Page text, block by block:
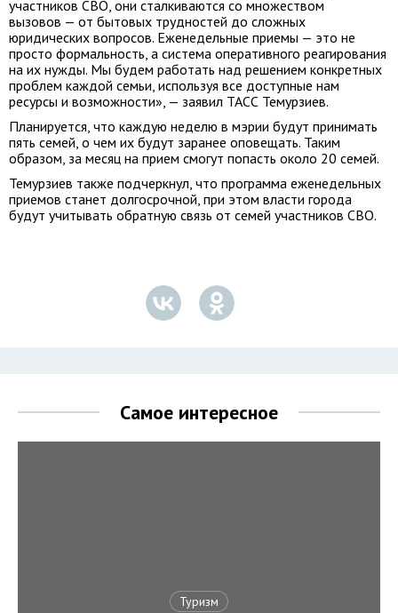
участников СВО, они сталкиваются со множеством
вызовов — от бытовых трудностей до сложных
юридических вопросов. Еженедельные приемы — это не
просто формальность, а система оперативного реагирования
на их нужды. Мы будем работать над решением конкретных
проблем каждой семьи, используя все доступные нам
ресурсы и возможности», — заявил ТАСС Темурзиев.
Планируется, что каждую неделю в мэрии будут принимать
пять семей, о чем их будут заранее оповещать. Таким
образом, за месяц на прием смогут попасть около 20 семей.
Темурзиев также подчеркнул, что программа еженедельных
приемов станет долгосрочной, при этом власти города
будут учитывать обратную связь от семей участников СВО.
Самое интересное
Туризм